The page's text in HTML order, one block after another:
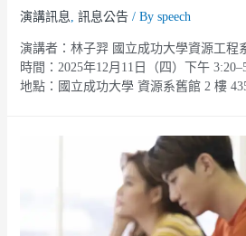
演講訊息, 訊息公告/ By speech
演講者：林子羿 國立成功大學資源工程
時間：2025年12月11日（四）下午
地點：國立成功大學 資源系舊館 2 樓